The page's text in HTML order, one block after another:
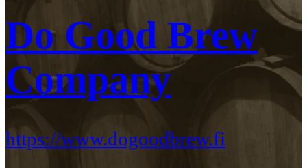
Do Good Brew
Company
https://www.dogoodbrew.fi